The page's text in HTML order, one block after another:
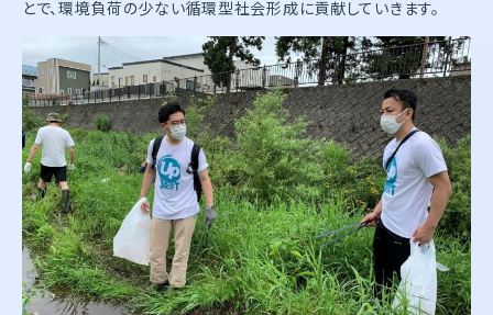
とで、環境負荷の少ない循環型社会形成に貢献していきます。